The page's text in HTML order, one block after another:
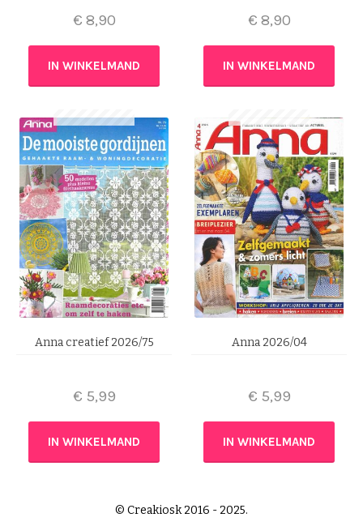
€ 8,90
IN WINKELMAND
€ 8,90
IN WINKELMAND
Anna creatief 2026/75
€ 5,99
IN WINKELMAND
Anna 2026/04
€ 5,99
IN WINKELMAND
© Creakiosk 2016 - 2025.